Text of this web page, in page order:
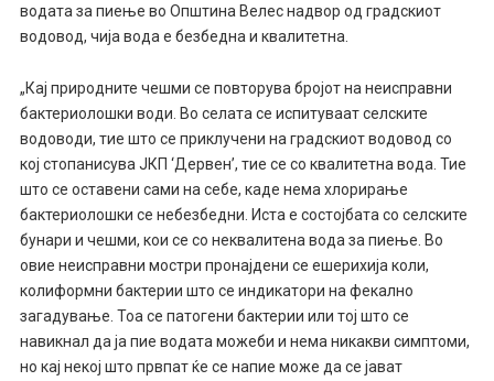
водата за пиење во Општина Велес надвор од градскиот
водовод, чија вода е безбедна и квалитетна.
„Кај природните чешми се повторува бројот на неисправни
бактериолошки води. Во селата се испитуваат селските
водоводи, тие што се приклучени на градскиот водовод со
кој стопанисува ЈКП ‘Дервен’, тие се со квалитетна вода. Тие
што се оставени сами на себе, каде нема хлорирање
бактериолошки се небезбедни. Иста е состојбата со селските
бунари и чешми, кои се со неквалитена вода за пиење. Во
овие неисправни мостри пронајдени се ешерихија коли,
колиформни бактерии што се индикатори на фекално
загадување. Тоа се патогени бактерии или тој што се
навикнал да ја пие водата можеби и нема никакви симптоми,
но кај некој што првпат ќе се напие може да се јават